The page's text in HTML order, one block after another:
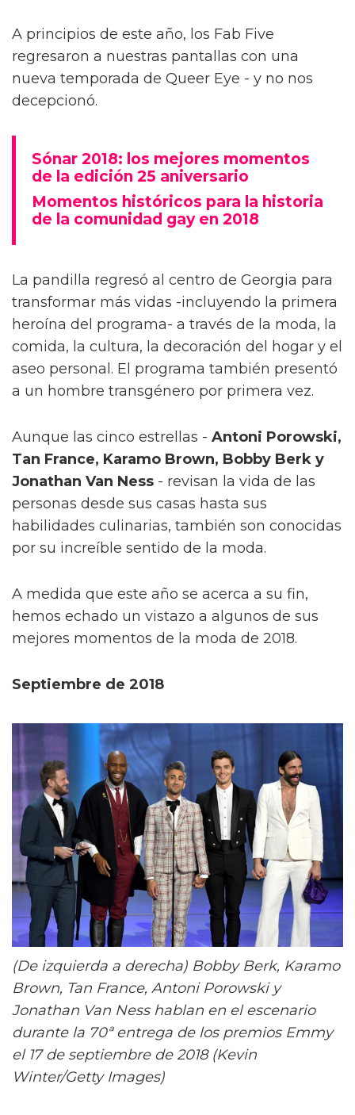
A principios de este año, los Fab Five
regresaron a nuestras pantallas con una
nueva temporada de Queer Eye - y no nos
decepcionó.
Sónar 2018: los mejores momentos
de la edición 25 aniversario
Momentos históricos para la historia
de la comunidad gay en 2018
La pandilla regresó al centro de Georgia para
transformar más vidas -incluyendo la primera
heroína del programa- a través de la moda, la
comida, la cultura, la decoración del hogar y el
aseo personal. El programa también presentó
a un hombre transgénero por primera vez.
Aunque las cinco estrellas - Antoni Porowski,
Tan France, Karamo Brown, Bobby Berk y
Jonathan Van Ness - revisan la vida de las
personas desde sus casas hasta sus
habilidades culinarias, también son conocidas
por su increíble sentido de la moda.
A medida que este año se acerca a su fin,
hemos echado un vistazo a algunos de sus
mejores momentos de la moda de 2018.
Septiembre de 2018
(De izquierda a derecha) Bobby Berk, Karamo
Brown, Tan France, Antoni Porowski y
Jonathan Van Ness hablan en el escenario
durante la 70ª entrega de los premios Emmy
el 17 de septiembre de 2018 (Kevin
Winter/Getty Images)